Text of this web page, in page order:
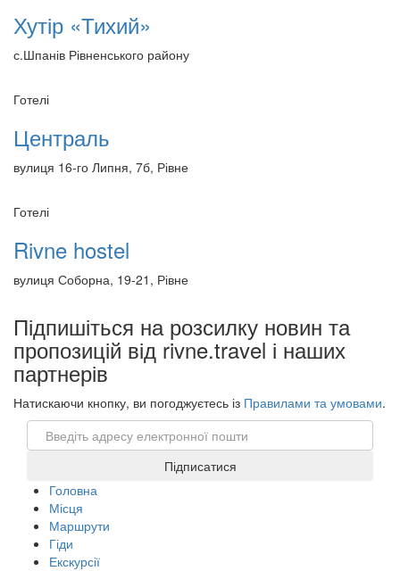
Хутір «Тихий»
с.Шпанів Рівненського району
Готелі
Централь
вулиця 16-го Липня, 7б, Рівне
Готелі
Rivne hostel
вулиця Соборна, 19-21, Рівне
Підпишіться на розсилку новин та
пропозицій від rivne.travel і наших
партнерів
Натискаючи кнопку, ви погоджуєтесь із Правилами та умовами.
Email
Підписатися
Головна
Місця
Маршрути
Гіди
Екскурсії